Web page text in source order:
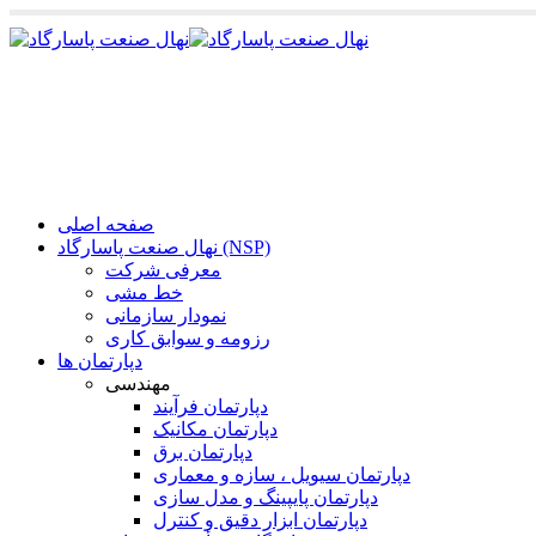
صفحه اصلی
نهال صنعت پاسارگاد (NSP)
معرفی شرکت
خط مشی
نمودار سازمانی
رزومه و سوابق کاری
دپارتمان ها
مهندسی
دپارتمان فرآیند
دپارتمان مکانیک
دپارتمان برق
دپارتمان سیویل ، سازه و معماری
دپارتمان پایپینگ و مدل سازی
دپارتمان ابزار دقیق و کنترل